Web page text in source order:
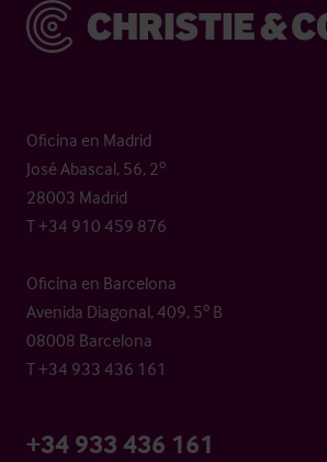
Christie & Co
Oficina en Madrid
José Abascal, 56, 2º
28003 Madrid
T +34 910 459 876
Oficina en Barcelona
Avenida Diagonal, 409, 5º B
08008 Barcelona
T +34 933 436 161
+34 933 436 161